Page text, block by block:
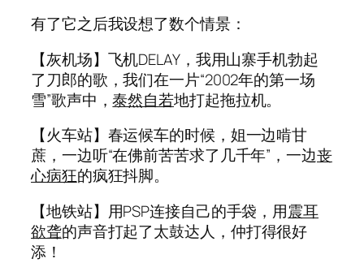
有了它之后我设想了数个情景：
【灰机场】飞机DELAY，我用山寨手机勃起
了刀郎的歌，我们在一片“2002年的第一场
雪”歌声中，泰然自若地打起拖拉机。
【火车站】春运候车的时候，姐一边啃甘
蔗，一边听“在佛前苦苦求了几千年”，一边丧
心病狂的疯狂抖脚。
【地铁站】用PSP连接自己的手袋，用震耳
欲聋的声音打起了太鼓达人，仲打得很好
添！